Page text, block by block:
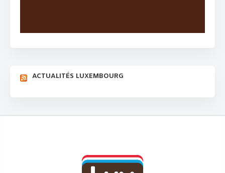
ACTUALITÉS LUXEMBOURG